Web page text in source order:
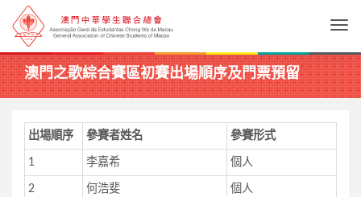
澳門之歌綜合賽區初賽出場順序及門票預留
出場順序 參賽者姓名 參賽形式
1 李嘉希 個人
2 何浩斐 個人